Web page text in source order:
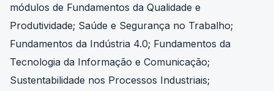
módulos de Fundamentos da Qualidade e
Produtividade; Saúde e Segurança no Trabalho;
Fundamentos da Indústria 4.0; Fundamentos da
Tecnologia da Informação e Comunicação;
Sustentabilidade nos Processos Industriais;